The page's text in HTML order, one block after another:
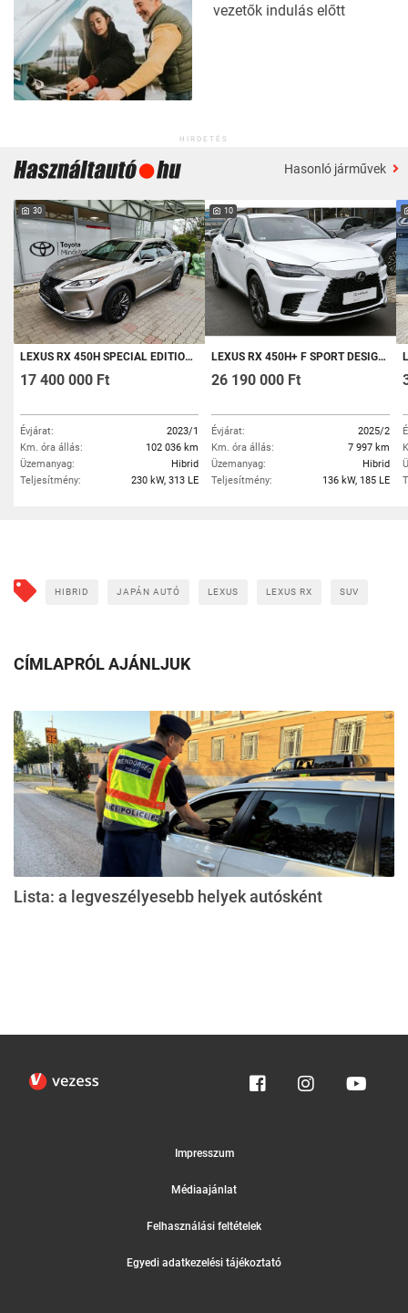
vezetők indulás előtt
HIRDETÉS
Hasonló járművek
30
LEXUS RX 450H SPECIAL EDITION E-CVT MO-I. 2 ÉV LEXUS SELECT GARANCIA. TÉLI ÉS NYÁRI SZETT ALUFELNIKKEL
17 400 000 Ft
Évjárat:
2023/1
Km. óra állás:
102 036 km
Üzemanyag:
Hibrid
Teljesítmény:
230 kW, 313 LE
10
LEXUS RX 450H+ F SPORT DESIGN E-CVT 2 ÉV GARANCIÁVAL! ÁFÁS!
26 190 000 Ft
Évjárat:
2025/2
Km. óra állás:
7 997 km
Üzemanyag:
Hibrid
Teljesítmény:
136 kW, 185 LE
HIBRID JAPÁN AUTÓ LEXUS LEXUS RX SUV
CÍMLAPRÓL AJÁNLJUK
Lista: a legveszélyesebb helyek autósként
Impresszum
Médiaajánlat
Felhasználási feltételek
Egyedi adatkezelési tájékoztató